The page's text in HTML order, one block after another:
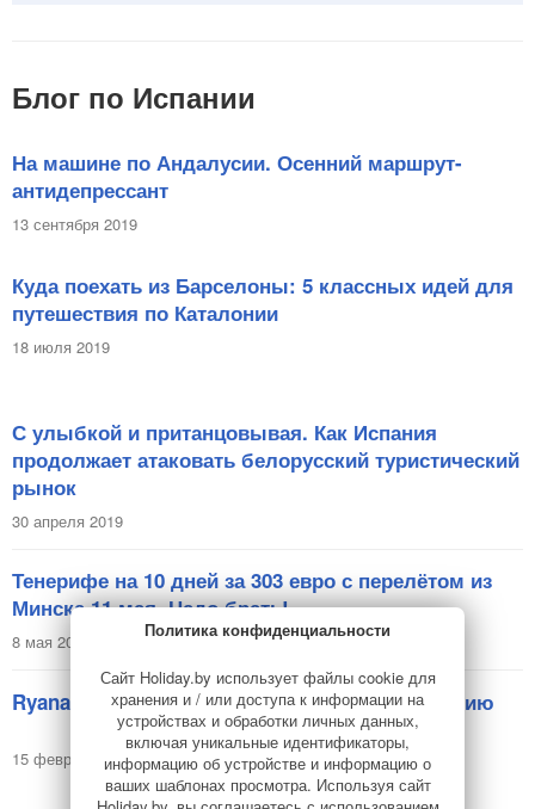
Блог по Испании
На машине по Андалусии. Осенний маршрут-
антидепрессант
13 сентября 2019
Куда поехать из Барселоны: 5 классных идей для
путешествия по Каталонии
18 июля 2019
С улыбкой и пританцовывая. Как Испания
продолжает атаковать белорусский туристический
рынок
30 апреля 2019
Тенерифе на 10 дней за 303 евро с перелётом из
Минска 11 мая. Надо брать!
8 мая 2018
Ryanair открыл 29 новых маршрутов в Испанию
15 февраля 2018
Политика конфиденциальности
Сайт Holiday.by использует файлы cookie для
хранения и / или доступа к информации на
устройствах и обработки личных данных,
включая уникальные идентификаторы,
информацию об устройстве и информацию о
ваших шаблонах просмотра. Используя сайт